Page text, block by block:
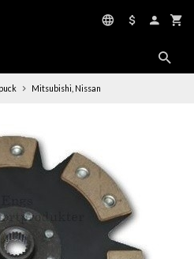
Mitsubishi, Nissan